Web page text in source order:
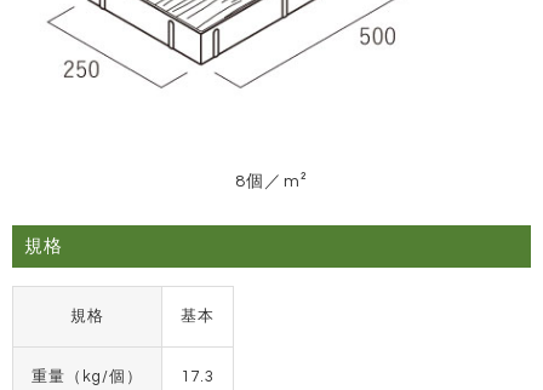
8個／m²
規格
規格
重量（kg/個）
基本
17.3